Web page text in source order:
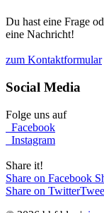
Du hast eine Frage
eine Nachricht!
zum Kontaktformular
Social Media
Folge uns auf
Facebook
Instagram
Share it!
Share on Facebook
Share on Twitter